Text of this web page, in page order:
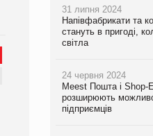
31 липня 2024
Напівфабрикати та
стануть в пригоді,
світла
24 червня 2024
Meest Пошта і Shop-
розширюють
підприємців